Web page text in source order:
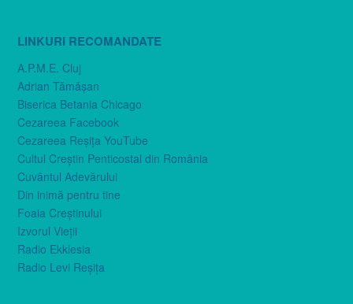
LINKURI RECOMANDATE
A.P.M.E. Cluj
Adrian Tămăşan
Biserica Betania Chicago
Cezareea Facebook
Cezareea Reşiţa YouTube
Cultul Creştin Penticostal din România
Cuvântul Adevărului
Din inimă pentru tine
Foaia Creştinului
Izvorul Vieţii
Radio Ekklesia
Radio Levi Reşiţa